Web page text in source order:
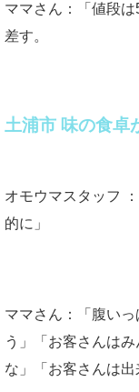
ママさん：「値段
差す。
土浦市 味の食卓
オモウマスタッフ
的に」
ママさん：「腹い
う」「お客さんは
な」「お客さんは出